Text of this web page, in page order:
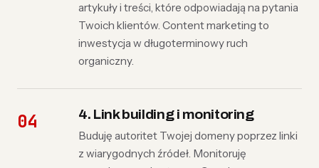
artykuły i treści, które odpowiadają na pytania
Twoich klientów. Content marketing to
inwestycja w długoterminowy ruch
organiczny.
4. Link building i monitoring
Buduję autoritet Twojej domeny poprzez linki
z wiarygodnych źródeł. Monitoruję